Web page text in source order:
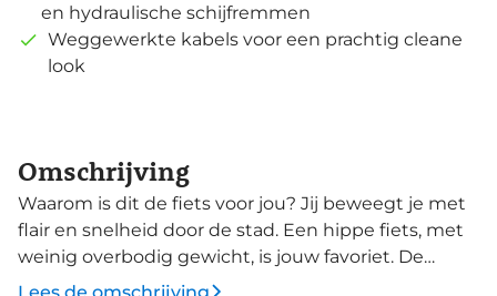
en hydraulische schijfremmen
Weggewerkte kabels voor een prachtig cleane
look
Omschrijving
Waarom is dit de fiets voor jou? Jij beweegt je met
flair en snelheid door de stad. Een hippe fiets, met
weinig overbodig gewicht, is jouw favoriet. De
Mozzo van Cortina is de supersnelle stadsfiets voor